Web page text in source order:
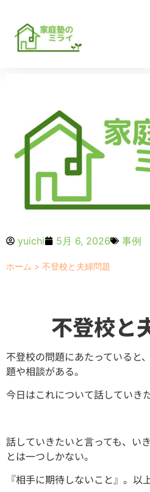
yuichi 5月 6, 2026 事例
ホーム > 不登校と夫婦問題
不登校と
不登校の問題にあたっていると
題や相談がある。
今日はこれについて話していきた
話していきたいと言っても、い
とは一つしかない。
『相手に期待しないこと』。以